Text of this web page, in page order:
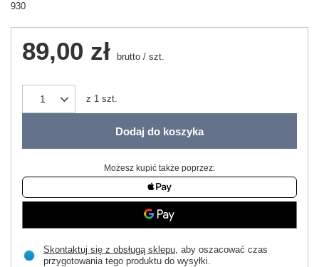
930
89,00 zł brutto / szt.
z 1 szt.
Dodaj do koszyka
Możesz kupić także poprzez:
Skontaktuj się z obsługą sklepu, aby oszacować czas
przygotowania tego produktu do wysyłki.